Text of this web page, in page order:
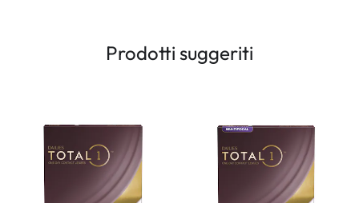
Prodotti suggeriti